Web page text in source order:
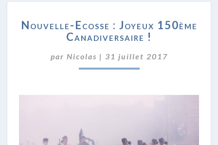
ECOSSE
:
150ÈME
CANADIVERSAIRE
Nouvelle-Ecosse : Joyeux 150ème
Canadiversaire !
par Nicolas | 31 juillet 2017